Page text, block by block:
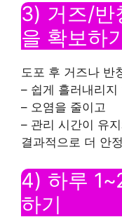
3) 거즈/반
을 확보하
도포 후 거즈나 반
– 쉽게 흘러내리지
– 오염을 줄이고
– 관리 시간이 유
결과적으로 더 안
4) 하루
하기